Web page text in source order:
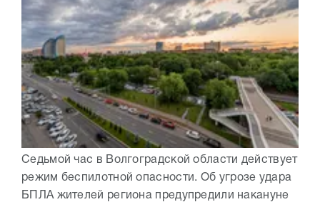
Седьмой час в Волгоградской области действует
режим беспилотной опасности. Об угрозе удара
БПЛА жителей региона предупредили накануне